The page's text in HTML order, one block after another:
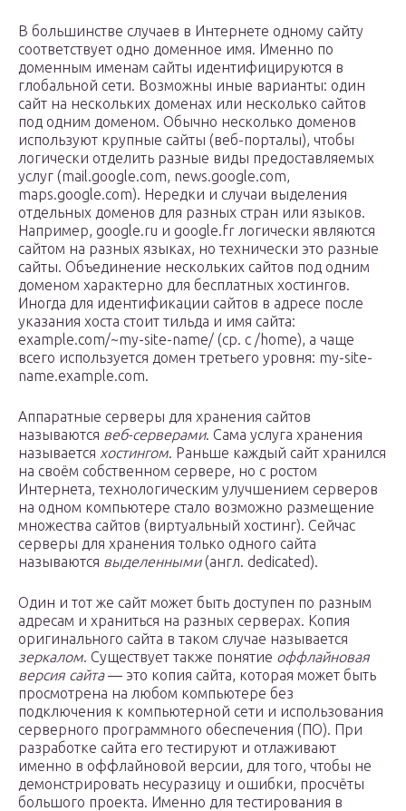
В большинстве случаев в Интернете одному сайту
соответствует одно доменное имя. Именно по
доменным именам сайты идентифицируются в
глобальной сети. Возможны иные варианты: один
сайт на нескольких доменах или несколько сайтов
под одним доменом. Обычно несколько доменов
используют крупные сайты (веб-порталы), чтобы
логически отделить разные виды предоставляемых
услуг (mail.google.com, news.google.com,
maps.google.com). Нередки и случаи выделения
отдельных доменов для разных стран или языков.
Например, google.ru и google.fr логически являются
сайтом на разных языках, но технически это разные
сайты. Объединение нескольких сайтов под одним
доменом характерно для бесплатных хостингов.
Иногда для идентификации сайтов в адресе после
указания хоста стоит тильда и имя сайта:
example.com/~my-site-name/ (ср. с /home), а чаще
всего используется домен третьего уровня: my-site-
name.example.com.
Аппаратные серверы для хранения сайтов
называются веб-серверами. Сама услуга хранения
называется хостингом. Раньше каждый сайт хранился
на своём собственном сервере, но с ростом
Интернета, технологическим улучшением серверов
на одном компьютере стало возможно размещение
множества сайтов (виртуальный хостинг). Сейчас
серверы для хранения только одного сайта
называются выделенными(англ. dedicated).
Один и тот же сайт может быть доступен по разным
адресам и храниться на разных серверах. Копия
оригинального сайта в таком случае называется
зеркалом. Существует также понятие оффлайновая
версия сайта— это копия сайта, которая может быть
просмотрена на любом компьютере без
подключения к компьютерной сети и использования
серверного программного обеспечения (ПО). При
разработке сайта его тестируют и отлаживают
именно в оффлайновой версии, для того, чтобы не
демонстрировать несуразицу и ошибки, просчёты
большого проекта. Именно для тестирования в